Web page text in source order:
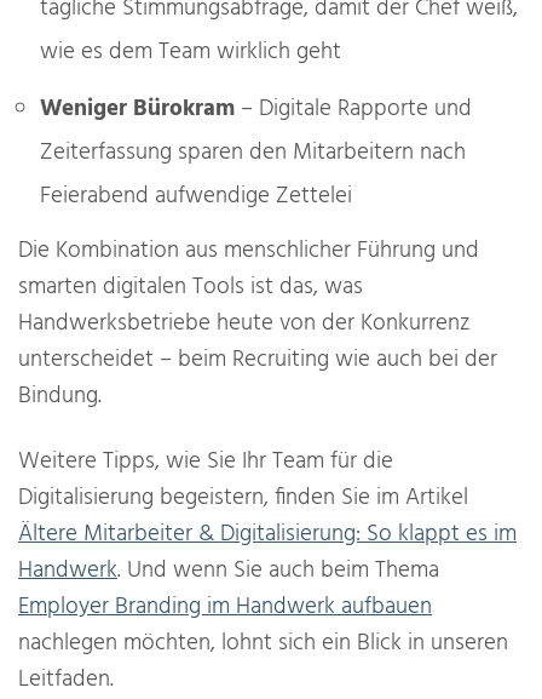
tägliche Stimmungsabfrage, damit der Chef weiß,
wie es dem Team wirklich geht
Weniger Bürokram – Digitale Rapporte und
Zeiterfassung sparen den Mitarbeitern nach
Feierabend aufwendige Zettelei
Die Kombination aus menschlicher Führung und
smarten digitalen Tools ist das, was
Handwerksbetriebe heute von der Konkurrenz
unterscheidet – beim Recruiting wie auch bei der
Bindung.
Weitere Tipps, wie Sie Ihr Team für die
Digitalisierung begeistern, finden Sie im Artikel
Ältere Mitarbeiter & Digitalisierung: So klappt es im
Handwerk. Und wenn Sie auch beim Thema
Employer Branding im Handwerk aufbauen
nachlegen möchten, lohnt sich ein Blick in unseren
Leitfaden.